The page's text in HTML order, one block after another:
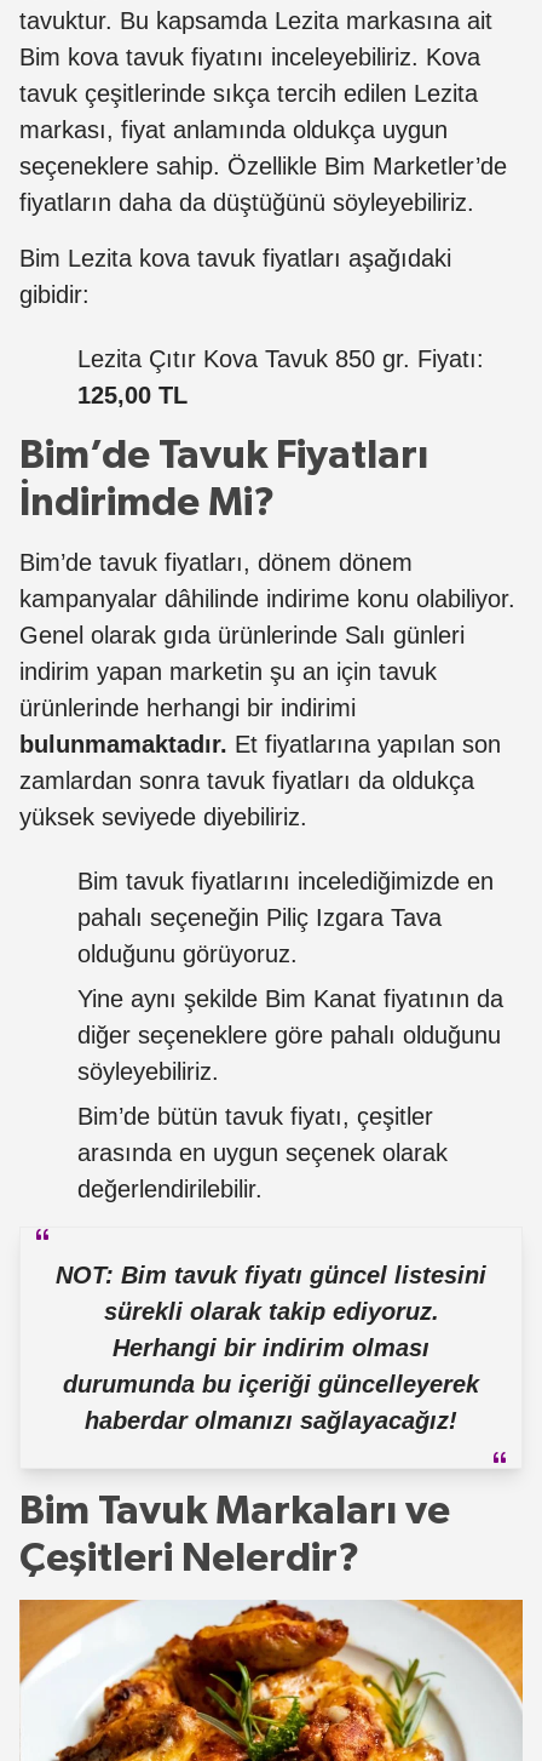
tavuktur. Bu kapsamda Lezita markasına ait
Bim kova tavuk fiyatını inceleyebiliriz. Kova
tavuk çeşitlerinde sıkça tercih edilen Lezita
markası, fiyat anlamında oldukça uygun
seçeneklere sahip. Özellikle Bim Marketler’de
fiyatların daha da düştüğünü söyleyebiliriz.
Bim Lezita kova tavuk fiyatları aşağıdaki
gibidir:
Lezita Çıtır Kova Tavuk 850 gr. Fiyatı:
125,00 TL
Bim’de Tavuk Fiyatları
İndirimde Mi?
Bim’de tavuk fiyatları, dönem dönem
kampanyalar dâhilinde indirime konu olabiliyor.
Genel olarak gıda ürünlerinde Salı günleri
indirim yapan marketin şu an için tavuk
ürünlerinde herhangi bir indirimi
bulunmamaktadır. Et fiyatlarına yapılan son
zamlardan sonra tavuk fiyatları da oldukça
yüksek seviyede diyebiliriz.
Bim tavuk fiyatlarını incelediğimizde en
pahalı seçeneğin Piliç Izgara Tava
olduğunu görüyoruz.
Yine aynı şekilde Bim Kanat fiyatının da
diğer seçeneklere göre pahalı olduğunu
söyleyebiliriz.
Bim’de bütün tavuk fiyatı, çeşitler
arasında en uygun seçenek olarak
değerlendirilebilir.
NOT: Bim tavuk fiyatı güncel listesini
sürekli olarak takip ediyoruz.
Herhangi bir indirim olması
durumunda bu içeriği güncelleyerek
haberdar olmanızı sağlayacağız!
Bim Tavuk Markaları ve
Çeşitleri Nelerdir?